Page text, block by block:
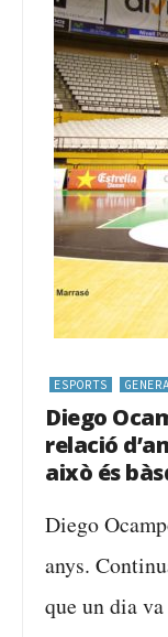
ESPORTS
Diego
relació
això és
Diego
anys.
que un dia